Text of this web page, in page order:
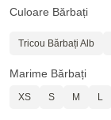
Culoare Bărbați
Tricou Bărbați Alb
Marime Bărbați
XS S M L